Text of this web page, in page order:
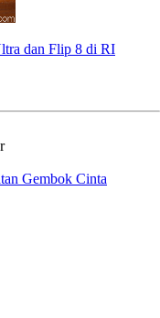
dan Flip 8 di RI
Gembok Cinta